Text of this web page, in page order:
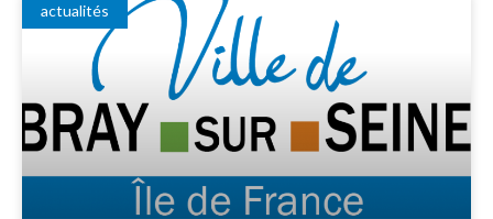
actualités